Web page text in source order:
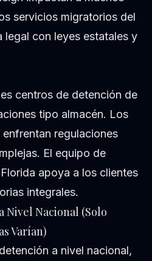
servicios migratorios del
legal con leyes estatales y
centros de detención de
tipo almacén. Los
regulaciones
El equipo de
apoya a los clientes
integrales.
Nivel Nacional (Solo
Varían)
a nivel nacional,